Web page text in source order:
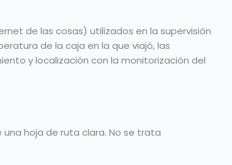
de las cosas) utilizados en la supervisión
de la caja en la que viajó, las
y localización con la monitorización del
hoja de ruta clara. No se trata